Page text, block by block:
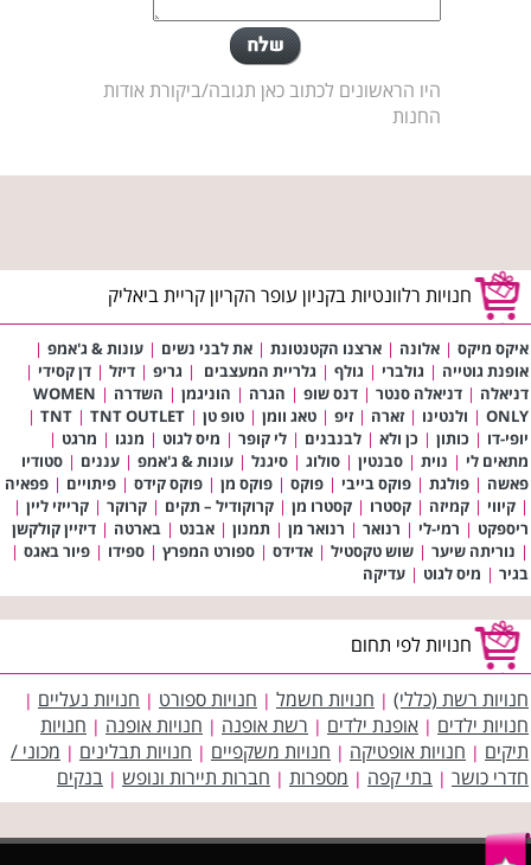
היו הראשונים לכתוב כאן תגובה/ביקורת אודות
החנות
חנויות רלוונטיות בקניון עופר הקריון קריית ביאליק
איקס מיקס | אלונה | ארצנו הקטנטונת | את לבני נשים | עונות & ג'אמפ |
אופנת גוטייה | גולברי | גולף | גלריית המעצבים | גריפ | דיזל | דן קסידי |
דניאלה | דניאלה סנטר | דנס שופ | הגרה | הוניגמן | השדרה |
WOMEN
ONLY
| ולנטינו | זארה | זיפ | טאג וומן | טופ טן |
TNT | TNT OUTLET
|
יופי-דו | כותון | כן ולא | לבנבנים | לי קופר | מיס לגוט | מנגו | מרגט |
מתאים לי | נוית | סבנטין | סולוג | סיגנל | עונות & ג'אמפ | עננים | סטודיו
פאשה | פולגת | פוקס בייבי | פוקס | פוקס מן | פוקס קידס | פיתויים | פפאיה
| קיווי | קמיזה | קסטרו | קסטרו מן | קרוקודיל – תקים | קרוקר | קרייזי ליין |
ריספקט | רמי-לי | רנואר | רנואר מן | תמנון | אבנט | בארטה | דיזיין קולקשן
| נוריתה שיער | שוש טקסטיל | אדידס | ספורט המפרץ | ספידו | פיור באגס |
בגיר | מיס לגוט | עדיקה
חנויות לפי תחום
חנויות רשת (כללי) | חנויות חשמל | חנויות ספורט | חנויות נעליים |
חנויות ילדים | אופנת ילדים | רשת אופנה | חנויות אופנה | חנויות
תיקים | חנויות אופטיקה | חנויות משקפיים | חנויות תבלינים | מכוני /
חדרי כושר | בתי קפה | מספרות | חברות תיירות ונופש | בנקים